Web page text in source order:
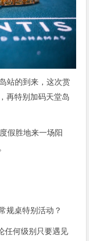
站的到来，这次赏
再特别加码天堂岛
假胜地来一场阳
规桌特别活动？
任何级别只要遇见